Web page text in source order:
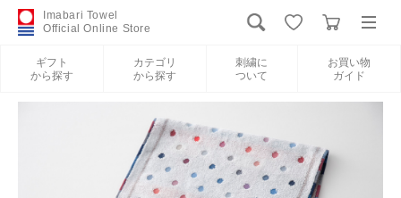
Imabari Towel
Official Online Store
ギフト
から探す
カテゴリ
から探す
刺繍に
ついて
お買い物
ガイド
新規会員登録